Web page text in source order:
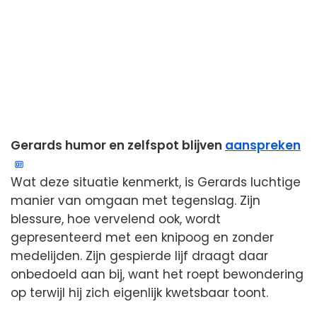
Gerards humor en zelfspot blijven aanspreken
Wat deze situatie kenmerkt, is Gerards luchtige
manier van omgaan met tegenslag. Zijn
blessure, hoe vervelend ook, wordt
gepresenteerd met een knipoog en zonder
medelijden. Zijn gespierde lijf draagt daar
onbedoeld aan bij, want het roept bewondering
op terwijl hij zich eigenlijk kwetsbaar toont.